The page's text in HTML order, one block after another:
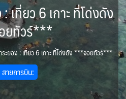
LKA ศรีลังกา 0
AFG อัฟกานิสถาน
BTN ภูฏาน
BRN บรูไน 0
จีน
IND อินเดีย
Balkan บอลข่าน 1
สวิตเซอร์แลนด์ เยอรมนี
ฝรั่งเศส
1
ล่าแสงเหนือ-ใต้ 11
ยุโรปราคาถูก
อเมริกากลาง 1
ARG อาร์เจนตินา
CUB คิวบา
CHL ชิลี 3
บราซิล เปรู
5 ทัวร์ ล่องเรือสำราญอลาสก้า
1
ทัวร์ ล่องเรือสำราญเอเชีย 0
ทัวร์ ล่องเรือสำราญประเท
ศอื่นๆ
5
เกาะโบราโบร่า - Bora Bora
0
ไมโครนีเซีย - Micronesia 1
ตูนีเซีย - Tunisia 1
ขั้วโลกใต้
แอฟริกาใต้ - South Africa
ล่องเรือดินเนอร์วันลอยกระทง
18
เรือรอบกลางวัน กทม.
ฯ
2 บุฟเฟต์ใบหยก
ไทยบัสฟู้ดทัวร์
0 ตั๋วสวนสนุก
พิเศษ! ล่องเรือเทศกาลชมพลุ
พัทยา
1
โปรแกรมทัวร์ทั่วไทย
เที่ยว 6 เกาะ ที่โด่งดัง
ทัวร์***
ระยอง : เที่ยว 6 เกาะ ที่โด่งดัง ***จอยทัวร์***
สายการบิน: